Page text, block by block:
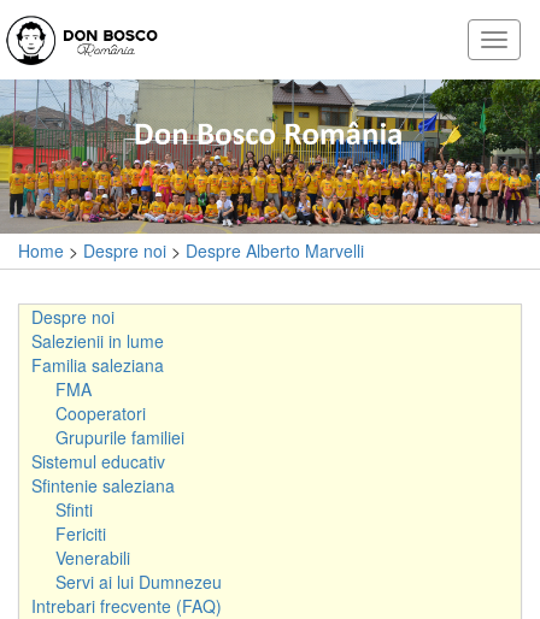
Home > Despre noi > Despre Alberto Marvelli
Despre noi
Salezienii in lume
Familia saleziana
FMA
Cooperatori
Grupurile familiei
Sistemul educativ
Sfintenie saleziana
Sfinti
Fericiti
Venerabili
Servi ai lui Dumnezeu
Intrebari frecvente (FAQ)